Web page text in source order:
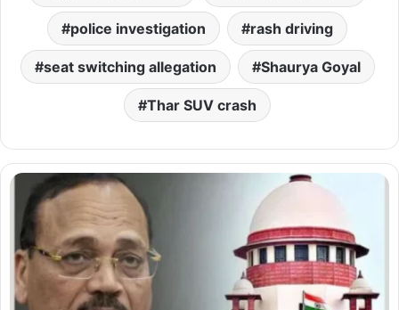
police investigation rash driving
seat switching allegation Shaurya Goyal
Thar SUV crash